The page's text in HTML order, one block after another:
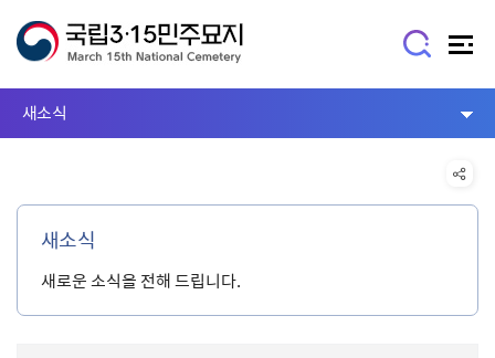
새소식
새소식
새로운 소식을 전해 드립니다.